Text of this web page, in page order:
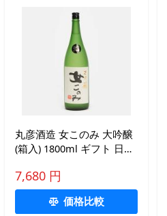
丸彦酒造 女このみ 大吟醸
(箱入) 1800ml ギフト 日本
い 贈り物
7,680 円
価格比較